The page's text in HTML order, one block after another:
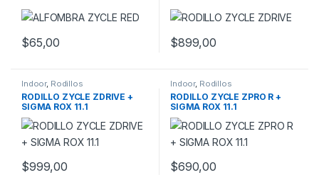
$65,00 $899,00
Indoor, Rodillos
RODILLO ZYCLE ZDRIVE +
SIGMA ROX 11.1
$999,00
Indoor, Rodillos
RODILLO ZYCLE ZPRO R +
SIGMA ROX 11.1
$690,00